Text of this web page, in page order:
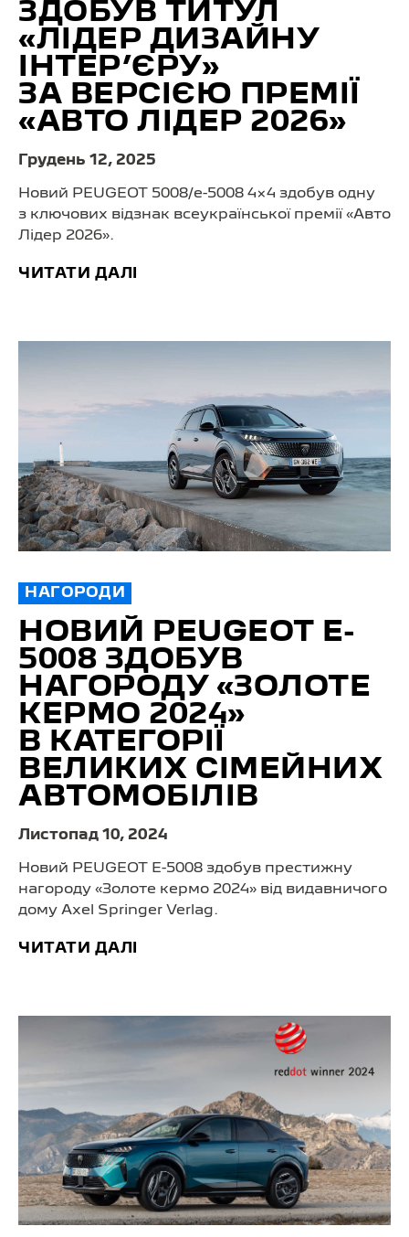
ЗДОБУВ ТИТУЛ
«ЛІДЕР ДИЗАЙНУ
ІНТЕР’ЄРУ»
ЗА ВЕРСІЄЮ ПРЕМІЇ
«АВТО ЛІДЕР 2026»
Грудень 12, 2025
Новий PEUGEOT 5008/e-5008 4×4 здобув одну
з ключових відзнак всеукраїнської премії «Авто
Лідер 2026».
ЧИТАТИ ДАЛІ
НАГОРОДИ
НОВИЙ PEUGEOT E-
5008 ЗДОБУВ
НАГОРОДУ «ЗОЛОТЕ
КЕРМО 2024»
В КАТЕГОРІЇ
ВЕЛИКИХ СІМЕЙНИХ
АВТОМОБІЛІВ
Листопад 10, 2024
Новий PEUGEOT E-5008 здобув престижну
нагороду «Золоте кермо 2024» від видавничого
дому Axel Springer Verlag.
ЧИТАТИ ДАЛІ